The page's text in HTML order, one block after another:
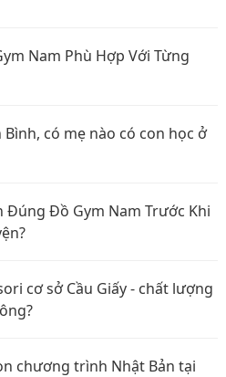
Nam Phù Hợp Với Từng
Bình, có mẹ nào có con học ở
Đúng Đồ Gym Nam Trước Khi
cơ sở Cầu Giấy - chất lượng
chương trình Nhật Bản tại